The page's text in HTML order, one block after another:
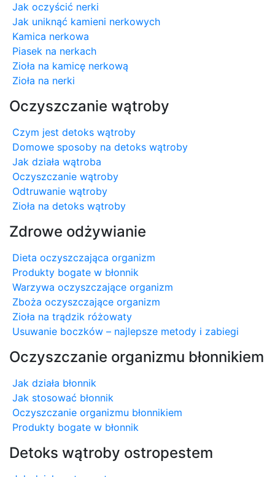
Jak oczyścić nerki
Jak uniknąć kamieni nerkowych
Kamica nerkowa
Piasek na nerkach
Zioła na kamicę nerkową
Zioła na nerki
Oczyszczanie wątroby
Czym jest detoks wątroby
Domowe sposoby na detoks wątroby
Jak działa wątroba
Oczyszczanie wątroby
Odtruwanie wątroby
Zioła na detoks wątroby
Zdrowe odżywianie
Dieta oczyszczająca organizm
Produkty bogate w błonnik
Warzywa oczyszczające organizm
Zboża oczyszczające organizm
Zioła na trądzik różowaty
Usuwanie boczków – najlepsze metody i zabiegi
Oczyszczanie organizmu błonnikiem
Jak działa błonnik
Jak stosować błonnik
Oczyszczanie organizmu błonnikiem
Produkty bogate w błonnik
Detoks wątroby ostropestem